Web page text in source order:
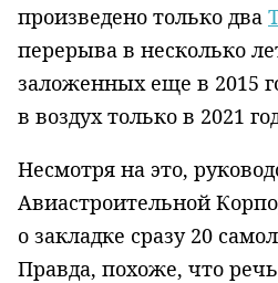
произведено только два
перерыва в несколько
заложенных еще в 2015
в воздух только в 2021
Несмотря на это,
Авиастроительной
о закладке сразу 20
Правда, похоже, что